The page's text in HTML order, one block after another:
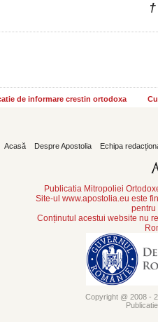
de informare crestin ortodoxa
Acasă Despre Apostolia Echipa
Publicatia Mitropoliei
Site-ul www.apostolia.eu este
pentru
Conținutul acestui website nu
Copyright @ 2008 -